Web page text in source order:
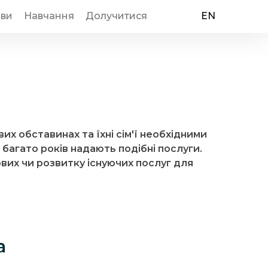
EN
Навчання Долучитися
обставинах та їхні сім'ї необхідними
років надають подібні послуги.
чи розвитку існуючих послуг для